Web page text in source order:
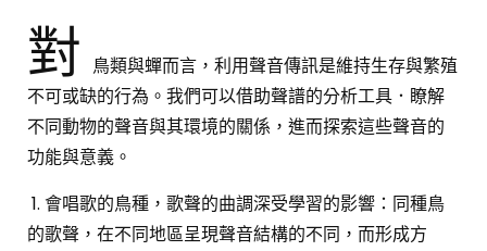
對 鳥類與蟬而言，利用聲音傳訊是維持生存與繁殖
不可或缺的行為。我們可以借助聲譜的分析工具．瞭解
不同動物的聲音與其環境的關係，進而探索這些聲音的
功能與意義。
1. 會唱歌的鳥種，歌聲的曲調深受學習的影響： 同種鳥
的歌聲，在不同地區呈現聲音結構的不同，而形成方